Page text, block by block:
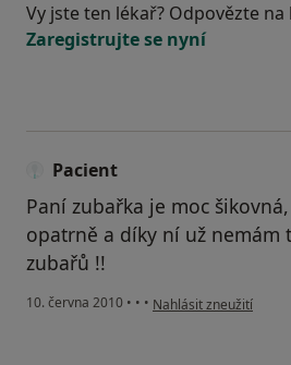
Vy jste ten lékař? Odpovězte
Zaregistrujte se nyní
Pacient
Paní zubařka je moc
opatrně a díky ní už nemám
zubařů !!
10. června 2010 • • • podle názoru uživatele
Nahlásit zneužití